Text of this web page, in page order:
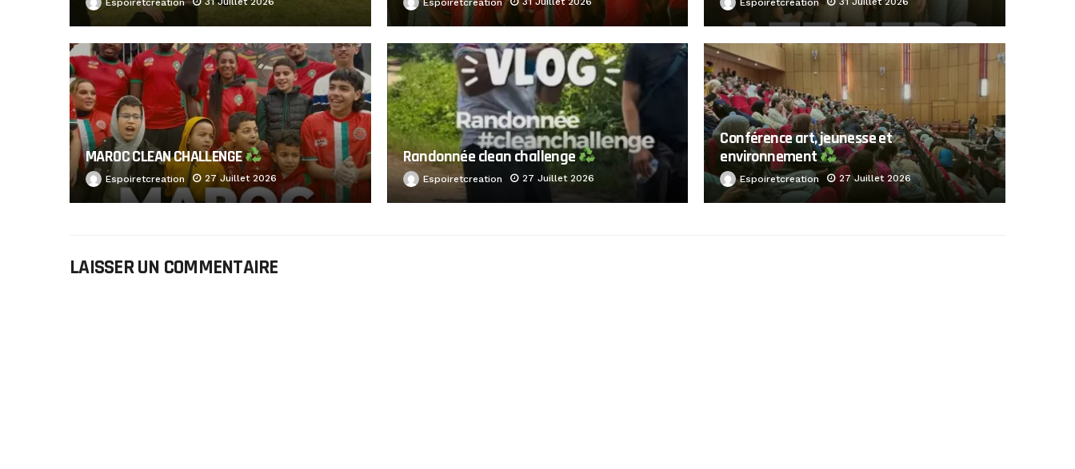
Espoiretcreation Espoiretcreation Espoiretcreation
MAROC CLEAN CHALLENGE
Espoiretcreation 27 Juillet 2026
Randonnée clean challenge
Espoiretcreation 27 Juillet 2026
Conférence art, jeunesse et
environnement
Espoiretcreation 27 Juillet 2026
LAISSER UN COMMENTAIRE